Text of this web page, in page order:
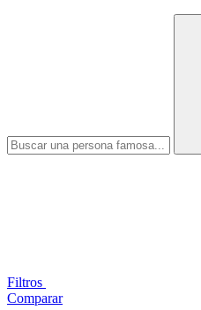
Filtros
Comparar